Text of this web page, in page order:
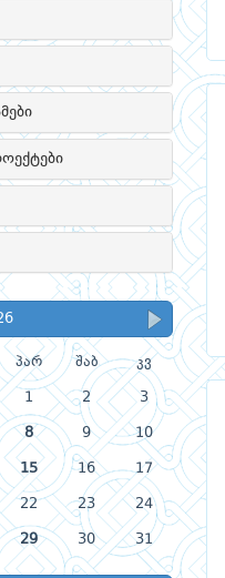
პარ შაბ კვ
1 2 3
8 9 10
15 16 17
22 23 24
29 30 31